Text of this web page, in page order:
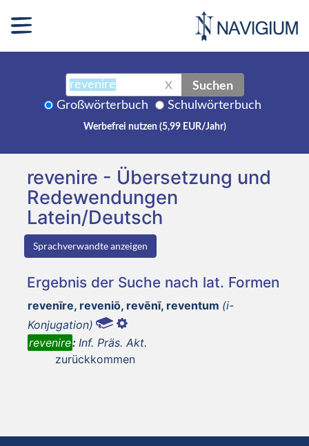
X Suchen
Großwörterbuch Schulwörterbuch
Werbefrei nutzen (5,99 EUR/Jahr)
revenire - Übersetzung und
Redewendungen
Latein/Deutsch
Sprachverwandte anzeigen
Ergebnis der Suche nach lat. Formen
revenīre, reveniō, revēnī, reventum (i-
Konjugation)
revenire: Inf. Präs. Akt.
zurückkommen